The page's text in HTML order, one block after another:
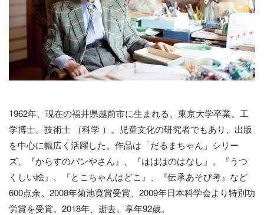
1962年、現在の福井県越前市に生まれる。東京大学卒業。工
学博士。技術士 （科学 ）。児童文化の研究者でもあり、出版
を中心に幅広く活躍した。作品は「だるまちゃん」シリー
ズ、『からすのパンやさん』、『はははのはなし』、『うつ
くしい絵』、『とこちゃんはどこ』、『伝承あそび考』など
600点余。2008年菊池寛賞受賞、2009年日本科学会より特別功
労賞を受賞。2018年、逝去。享年92歳。